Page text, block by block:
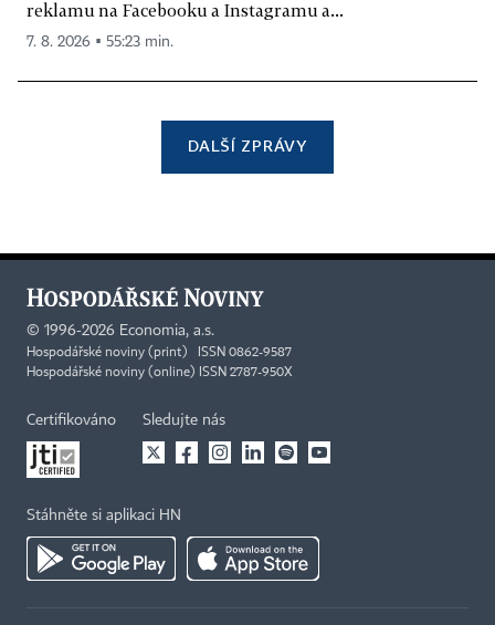
reklamu na Facebooku a Instagramu a...
7. 8. 2026 ▪ 55:23 min.
DALŠÍ ZPRÁVY
© 1996-2026 Economia, a.s.
Hospodářské noviny (print) ISSN 0862-9587
Hospodářské noviny (online) ISSN 2787-950X
Certifikováno Sledujte nás
Stáhněte si aplikaci HN